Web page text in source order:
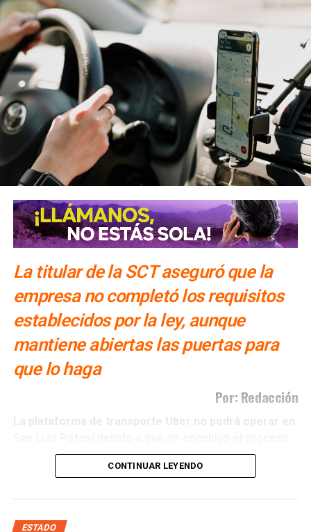
La titular de la SCT aseguró que la
empresa no completó los requisitos
establecidos por la ley, aunque
mantiene abiertas las puertas para
que lo haga
Por: Redacción
La plataforma de transporte Uber no podrá operar en
de regularizaciónprevisto por la legislación estatal,
raceli Martínez Acosta, titular de la
La funcionaria explicó que la empresa recibió el
CONTINUAR LEYENDO
ESTADO